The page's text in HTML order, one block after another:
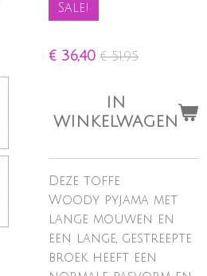
Sale!
€ 36,40 € 51,95
IN
WINKELWAGEN
Deze toffe
Woody pyjama met
lange mouwen en
een lange, gestreepte
broek heeft een